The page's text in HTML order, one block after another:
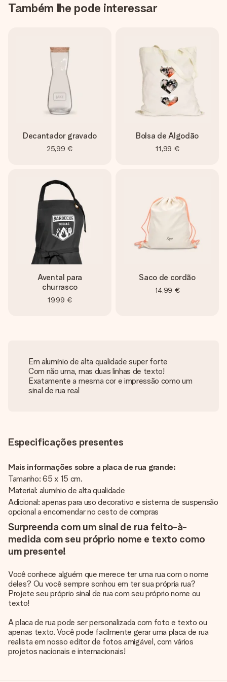
Também lhe pode interessar
Decantador gravado
25,99 €
Bolsa de Algodão
11,99 €
Avental para
churrasco
19,99 €
Saco de cordão
14,99 €
Em alumínio de alta qualidade super forte
Com não uma, mas duas linhas de texto!
Exatamente a mesma cor e impressão como um
sinal de rua real
Especificações presentes
Mais informações sobre a placa de rua grande:
Tamanho: 65 x 15 cm.
Material: alumínio de alta qualidade
Adicional: apenas para uso decorativo e sistema de suspensão
opcional a encomendar no cesto de compras
Surpreenda com um sinal de rua feito-à-
medida com seu próprio nome e texto como
um presente!
Você conhece alguém que merece ter uma rua com o nome
deles? Ou você sempre sonhou em ter sua própria rua?
Projete seu próprio sinal de rua com seu próprio nome ou
texto!
A placa de rua pode ser personalizada com foto e texto ou
apenas texto. Você pode facilmente gerar uma placa de rua
realista em nosso editor de fotos amigável, com vários
projetos nacionais e internacionais!